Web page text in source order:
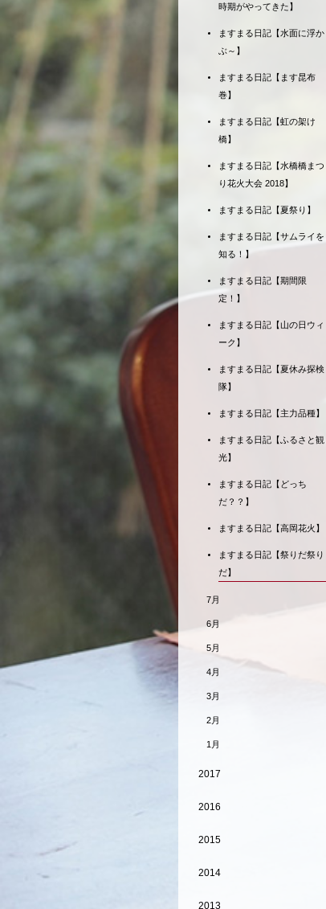
時期がやってきた】
ますまる日記【水面に浮か
ぶ～】
ますまる日記【ます昆布
巻】
ますまる日記【虹の架け
橋】
ますまる日記【水橋橋まつ
り花火大会 2018】
ますまる日記【夏祭り】
ますまる日記【サムライを
知る！】
ますまる日記【期間限
定！】
ますまる日記【山の日ウィ
ーク】
ますまる日記【夏休み探検
隊】
ますまる日記【主力品種】
ますまる日記【ふるさと観
光】
ますまる日記【どっち
だ？？】
ますまる日記【高岡花火】
ますまる日記【祭りだ祭り
だ】
7月
6月
5月
4月
3月
2月
1月
2017
2016
2015
2014
2013